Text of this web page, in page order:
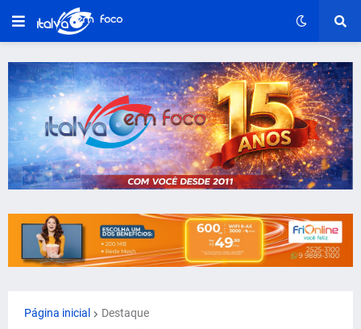
Página inicial Destaque